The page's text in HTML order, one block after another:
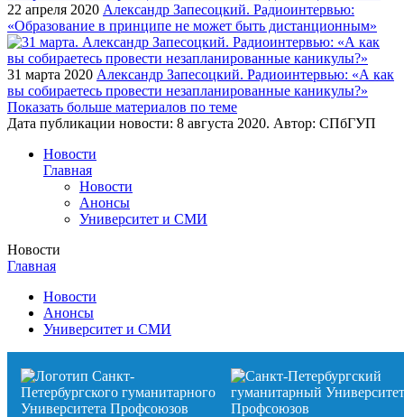
22 апреля 2020 Александр Запесоцкий. Радиоинтервью:
«Образование в принципе не может быть дистанционным»
31 марта 2020 Александр Запесоцкий. Радиоинтервью: «А как
вы собираетесь провести незапланированные каникулы?»
Показать больше материалов по теме
Дата публикации новости: 8 августа 2020. Автор: СПбГУП
Новости
Главная
Новости
Анонсы
Университет и СМИ
Новости
Главная
Новости
Анонсы
Университет и СМИ